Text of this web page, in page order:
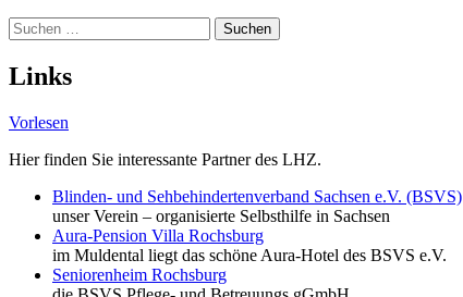
Suche
Suchen
nach:
Links
Vorlesen
Hier finden Sie interessante Partner des LHZ.
Blinden- und Sehbehindertenverband Sachsen e.V. (BSVS)
unser Verein – organisierte Selbsthilfe in Sachsen
Aura-Pension Villa Rochsburg
im Muldental liegt das schöne Aura-Hotel des BSVS e.V.
Seniorenheim Rochsburg